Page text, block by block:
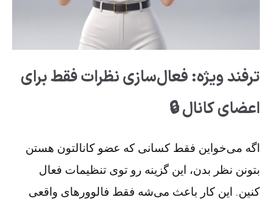
ترفند ویژه: فعال‌سازینظرات فقط برای
اعضای کانال🔒
اگه می‌خواین فقط کسانی که عضو کانالتون هستن
بتونن نظر بدن، این گزینه رو توی تنظیمات فعال
کنین. این کار باعث می‌شه فقط فالوورهای واقعی